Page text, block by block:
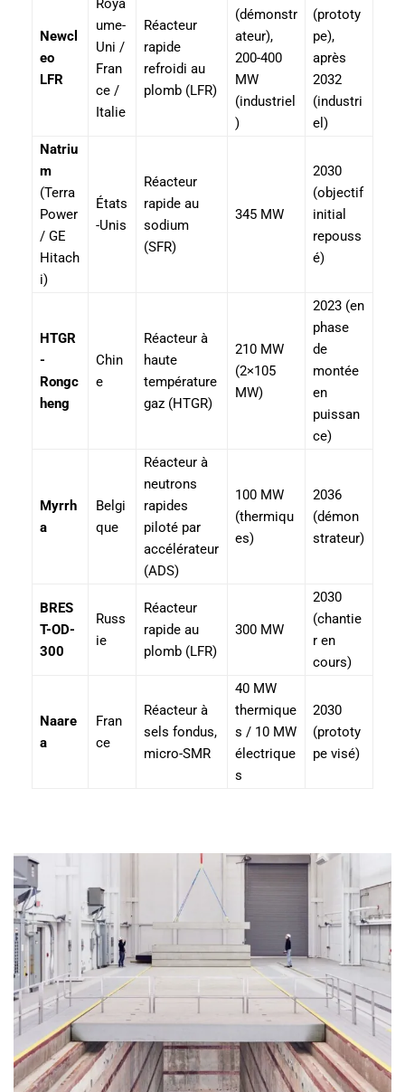
Newcl
eo
LFR
Roya
ume-
Uni /
Fran
ce /
Italie
Réacteur
rapide
refroidi au
plomb (LFR)
(démonstr
ateur),
200-400
MW
(industriel
)
(prototy
pe),
après
2032
(industri
el)
Natriu
m
(Terra
Power
/ GE
Hitach
i)
États
-Unis
Réacteur
rapide au
sodium
(SFR)
345 MW
2030
(objectif
initial
repouss
é)
HTGR
-
Rongc
heng
Chin
e
Réacteur à
haute
température
gaz (HTGR)
210 MW
(2×105
MW)
2023 (en
phase
de
montée
en
puissan
ce)
Myrrh
a
Belgi
que
Réacteur à
neutrons
rapides
piloté par
accélérateur
(ADS)
100 MW
(thermiqu
es)
2036
(démon
strateur)
BRES
T-OD-
300
Russ
ie
Réacteur
rapide au
plomb (LFR)
300 MW
2030
(chantie
r en
cours)
Naare
a
Fran
ce
Réacteur à
sels fondus,
micro-SMR
40 MW
thermique
s / 10 MW
électrique
s
2030
(prototy
pe visé)